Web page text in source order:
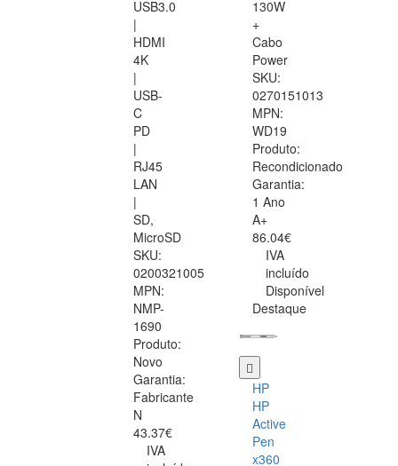
USB3.0
|
HDMI
4K
|
USB-
C
PD
|
RJ45
LAN
|
SD,
MicroSD
SKU:
0200321005
MPN:
NMP-
1690
Produto:
Novo
Garantia:
Fabricante
N
43.37€
IVA
130W
+
Cabo
Power
SKU:
0270151013
MPN:
WD19
Produto:
Recondicionado
Garantia:
1 Ano
A+
86.04€
IVA
incluído
Disponível
Destaque
HP
HP
Active
Pen
x360